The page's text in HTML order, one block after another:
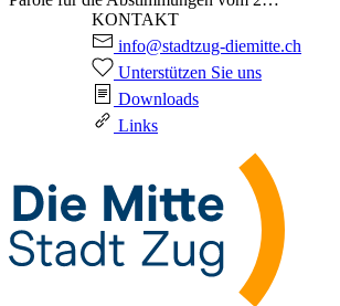
KONTAKT
info@stadtzug-diemitte.ch
Unterstützen Sie uns
Downloads
Links